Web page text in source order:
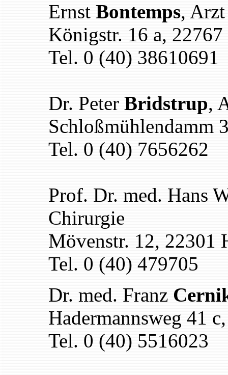
Ernst Bontemps,
Königstr. 16 a,
Tel. 0 (40) 38610691
Dr. Peter Bridstrup,
Schloßmühlendamm
Tel. 0 (40) 7656262
Prof. Dr. med. Hans
Chirurgie
Mövenstr. 12, 22301
Tel. 0 (40) 479705
Dr. med. Franz
Hadermannsweg 41
Tel. 0 (40) 5516023